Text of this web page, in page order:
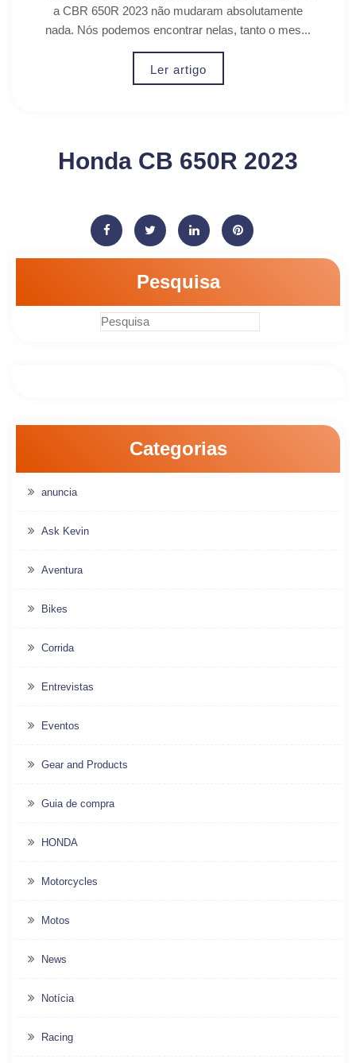
a CBR 650R 2023 não mudaram absolutamente
nada. Nós podemos encontrar nelas, tanto o mes...
Ler artigo
Honda CB 650R 2023
Pesquisa
Categorias
anuncia
Ask Kevin
Aventura
Bikes
Corrida
Entrevistas
Eventos
Gear and Products
Guia de compra
HONDA
Motorcycles
Motos
News
Notícia
Racing